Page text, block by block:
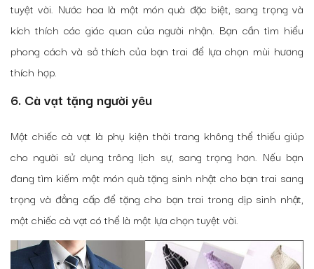
tuyệt vời. Nước hoa là một món quà đặc biệt, sang trọng và
kích thích các giác quan của người nhận. Bạn cần tìm hiểu
phong cách và sở thích của bạn trai để lựa chọn mùi hương
thích hợp.
6. Cà vạt tặng người yêu
Một chiếc cà vạt là phụ kiện thời trang không thể thiếu giúp
cho người sử dụng trông lịch sự, sang trọng hơn. Nếu bạn
đang tìm kiếm một món quà tặng sinh nhật cho bạn trai sang
trọng và đẳng cấp để tặng cho bạn trai trong dịp sinh nhật,
một chiếc cà vạt có thể là một lựa chọn tuyệt vời.